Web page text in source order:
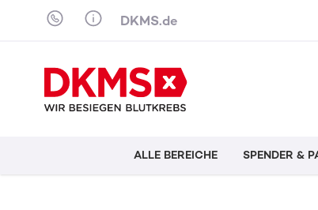
Skip to content
DKMS.de
ALLE BEREICHE SPENDER &